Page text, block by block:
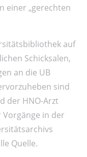
einer „gerechten
auf
Schicksalen,
an die UB
sind
der HNO-Arzt
in der
Quelle.